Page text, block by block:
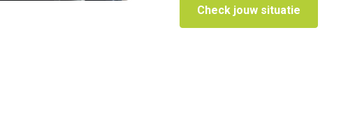
Check jouw situatie